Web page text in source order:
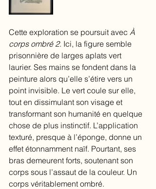
Cette exploration se poursuit avec À
corps ombré 2. Ici, la figure semble
prisonnière de larges aplats vert
laurier. Ses mains se fondent dans la
peinture alors qu’elle s’étire vers un
point invisible. Le vert coule sur elle,
tout en dissimulant son visage et
transformant son humanité en quelque
chose de plus instinctif. L’application
texturé, presque à l’éponge, donne un
effet étonnamment naïf. Pourtant, ses
bras demeurent forts, soutenant son
corps sous l’assaut de la couleur. Un
corps véritablement ombré.